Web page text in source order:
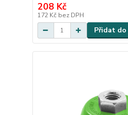
208 Kč
172 Kč bez DPH
Přidat do